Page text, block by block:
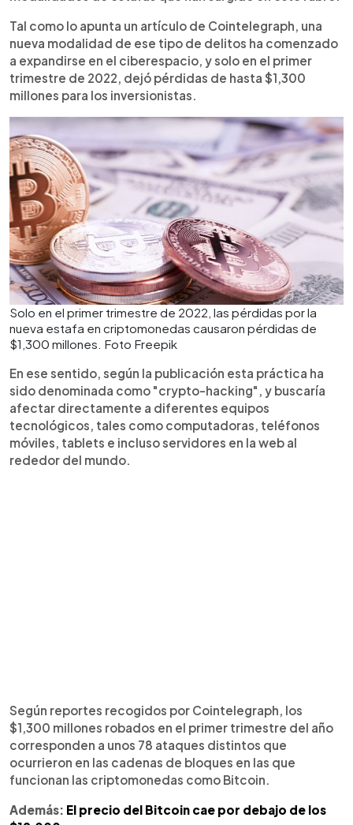
Tal como lo apunta un artículo de Cointelegraph, una
nueva modalidad de ese tipo de delitos ha comenzado
a expandirse en el ciberespacio, y solo en el primer
trimestre de 2022, dejó pérdidas de hasta $1,300
millones para los inversionistas.
Solo en el primer trimestre de 2022, las pérdidas por la
nueva estafa en criptomonedas causaron pérdidas de
$1,300 millones. Foto Freepik
En ese sentido, según la publicación esta práctica ha
sido denominada como "crypto-hacking", y buscaría
afectar directamente a diferentes equipos
tecnológicos, tales como computadoras, teléfonos
móviles, tablets e incluso servidores en la web al
rededor del mundo.
Según reportes recogidos por Cointelegraph, los
$1,300 millones robados en el primer trimestre del año
corresponden a unos 78 ataques distintos que
ocurrieron en las cadenas de bloques en las que
funcionan las criptomonedas como Bitcoin.
Además: El precio del Bitcoin cae por debajo de los